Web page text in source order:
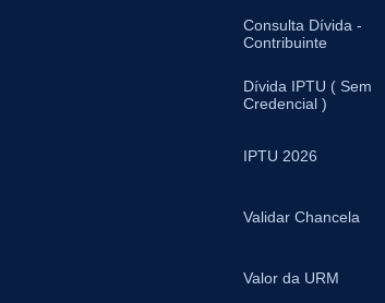
Consulta Dívida -
Contribuinte
Dívida IPTU ( Sem
Credencial )
IPTU 2026
Validar Chancela
Valor da URM